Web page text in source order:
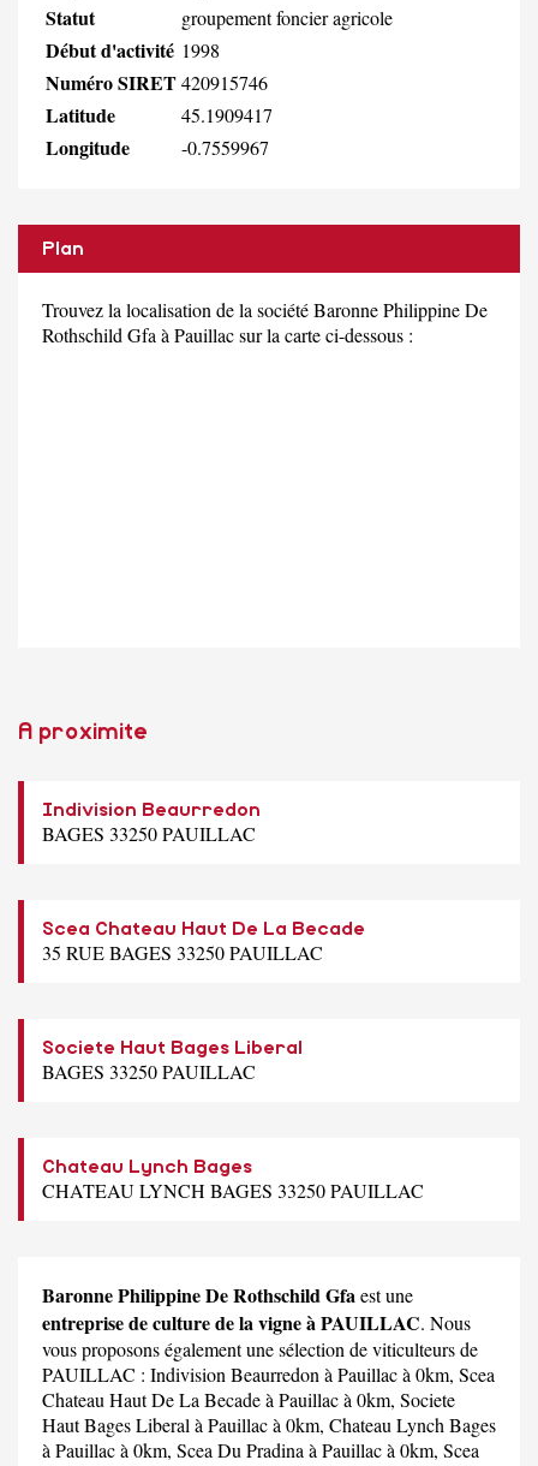
Statut groupement foncier agricole
Début d'activité 1998
Numéro SIRET420915746
Latitude 45.1909417
Longitude -0.7559967
Plan
Trouvez la localisation de la société Baronne Philippine De
Rothschild Gfa à Pauillac sur la carte ci-dessous :
A proximite
Indivision Beaurredon
BAGES 33250 PAUILLAC
Scea Chateau Haut De La Becade
35 RUE BAGES 33250 PAUILLAC
Societe Haut Bages Liberal
BAGES 33250 PAUILLAC
Chateau Lynch Bages
CHATEAU LYNCH BAGES 33250 PAUILLAC
Baronne Philippine De Rothschild Gfaest une
entreprise de culture de la vigne à PAUILLAC. Nous
vous proposons également une sélection de viticulteurs de
PAUILLAC : Indivision Beaurredon à Pauillac à 0km, Scea
Chateau Haut De La Becadeà Pauillac à 0km, Societe
Haut Bages Liberal à Pauillac à 0km, Chateau Lynch Bages
à Pauillac à 0km, Scea Du Pradina à Pauillac à 0km, Scea